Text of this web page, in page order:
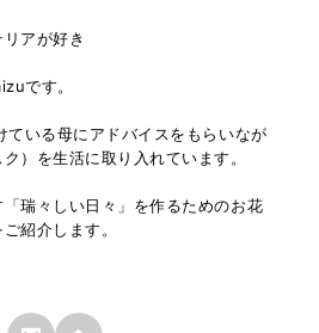
アが好き
です。
ている母にアドバイスをもらいなが
）を生活に取り入れています。
瑞々しい日々」を作るためのお花
紹介します。